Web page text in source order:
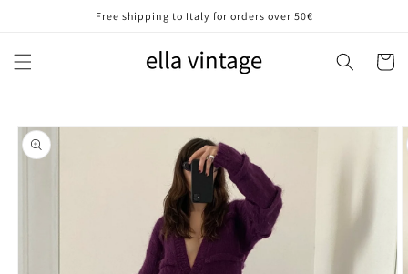
direttamenteFree shipping to Italy for orders over 50€
Carrello
Passa alle
informazioni
sul prodotto